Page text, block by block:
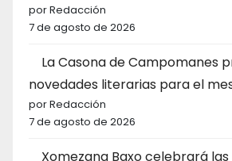
por Redacción
7 de agosto de 2026
La Casona de Campomanes
novedades literarias para el
por Redacción
7 de agosto de 2026
Xomezana Baxo celebrará las